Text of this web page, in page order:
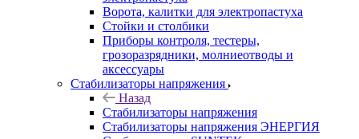
Ворота, калитки для электропастуха
Стойки и столбики
Приборы контроля, тестеры,
грозоразрядники, молниеотводы и
аксессуары
Стабилизаторы напряжения
Назад
Стабилизаторы напряжения
Стабилизаторы напряжения ЭНЕРГИЯ